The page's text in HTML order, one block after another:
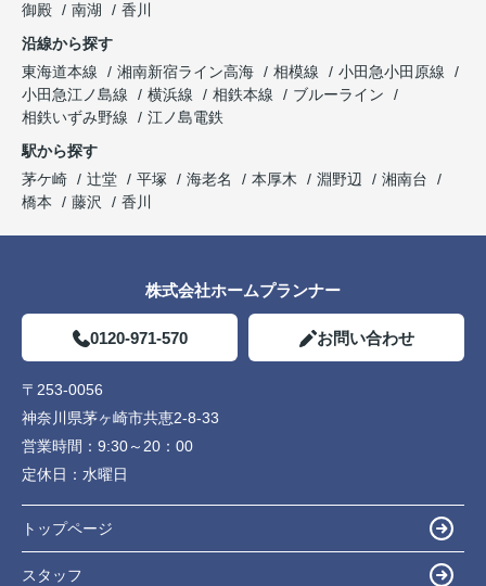
御殿
南湖
香川
沿線から探す
東海道本線
湘南新宿ライン高海 相模線
小田急小田原線
小田急江ノ島線
横浜線 相鉄本線
ブルーライン
相鉄いずみ野線
江ノ島電鉄
駅から探す
茅ケ崎
辻堂 平塚 海老名 本厚木 淵野辺
湘南台
橋本
藤沢 香川
株式会社ホームプランナー
0120-971-570 お問い合わせ
〒253-0056
神奈川県茅ヶ崎市共恵2-8-33
営業時間： 9:30～20：00
定休日： 水曜日
トップページ
スタッフ